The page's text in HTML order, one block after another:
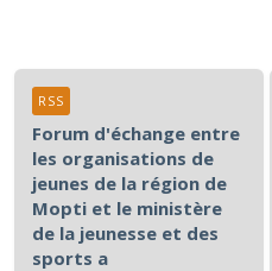
Forum d'échange entre
les organisations de
jeunes de la région de
Mopti et le ministère
de la jeunesse et des
sports a
RSS